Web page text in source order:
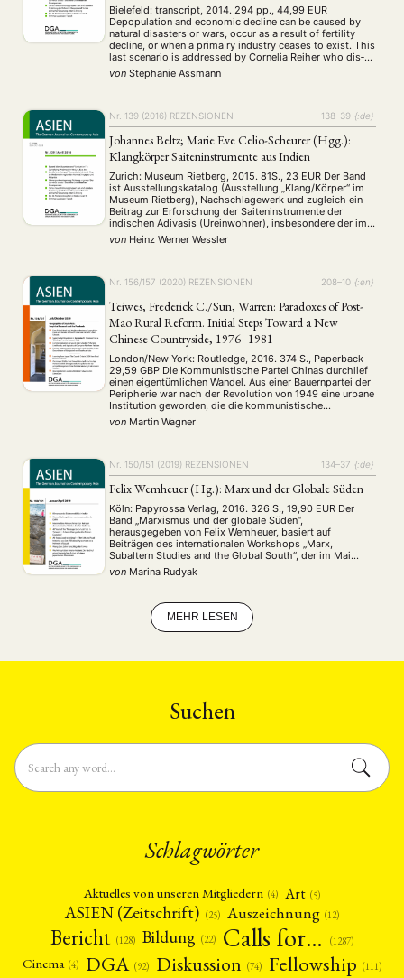
ANGEBOTE
ANTRAG AUF EINEN SMALL GRANT DER DGA MITGLIEDERBEREICH DIE DGA
MITGLIEDSCHAFT
Aktuelles von unseren Mitgliedern (4) Art ASIEN (Zeitschrift) (25)
Auszeichnung (12) Bericht (128) Bildung (22) Calls for… (1287)
Cinema (4) DGA (92) Diskussion (74) Fellowship (111) Forschung
Geografie Geschichte Gesellschaft Globalisation
Hybrid (172) Kultur (27) Kunst (4) Lecture (94) Literatur (261)
Medien (24) Migration (39) Nationalism (6) Online (235)
Philosophie (12) Politik (417) Politikwissenschaften (13) Praktikum
Präsentation (13) Programm (5) Publikation Recht
Sozialwissenschaften
Summer School (10) Symposium (32) Tagung Tourismus (14)
Umwelt (45) Veranstaltung (788) Webinar Wirtschaft (199)
Workshop (126)
MITGLIEDSCHAFT STUDIUM DATENSCHUTZERKLÄRUNG
MITGLIEDERBEREICH KONTAKT SPENDEN SIE JETZT!
ENGLISH
Rural Revitalization. The Japanese Pottery Town Arita
and the Limitations of Globalization]
Bielefeld: transcript, 2014. 294 pp., 44,99 EUR
Depopulation and economic decline can be caused by
natural disasters or wars, occur as a result of fertility
decline, or when a prima­ ry industry ceases to exist. This
last scenario is addressed by Cornelia Reiher who dis­
cusses the entwined phenomena of globali­ zation,
economic decline, and …
von Stephanie Assmann
Nr. 139 (2016) REZENSIONEN 138–39 {:de}
Johannes Beltz; Marie Eve Celio-Scheurer (Hgg.):
Klangkörper Saiteninstrumente aus Indien
Zurich: Museum Rietberg, 2015. 81S., 23 EUR Der Band
ist Ausstellungskatalog (Ausstellung „Klang/Körper“ im
Museum Rietberg), Nachschlagewerk und zugleich ein
Beitrag zur Erforschung der Saiteninstrumente der
indischen Adivasis (Ureinwohner), insbe­sondere der im
östlichen Indien ansassigen Santals.
von Heinz Werner Wessler
Nr. 156/157 (2020) REZENSIONEN 208–10 {:en}
Teiwes, Frederick C./Sun, Warren: Paradoxes of Post-
Mao Rural Reform. Initial Steps Toward a New
Chinese Countryside, 1976–1981
London/New York: Routledge, 2016. 374 S., Paperback
29,59 GBP Die Kommunistische Partei Chinas durchlief
einen eigentümlichen Wandel. Aus einer Bauernpartei der
Peripherie war nach der Revolution von 1949 eine urbane
Institution geworden, die die kommunistische
Staatsgründung zugunsten städtischer Arbeiterzentren
und zulasten kollektivierter Dörfer forcierte. Nach Maos
von Martin Wagner
Nr. 150/151 (2019) REZENSIONEN 134–37 {:de}
Felix Wemheuer (Hg.): Marx und der Globale Süden
Köln: Papyrossa Verlag, 2016. 326 S., 19,90 EUR Der
Band „Marxismus und der globale Süden“,
herausgegeben von Felix Wemheuer, basiert auf
Beiträgen des internationalen Workshops „Marx,
Subaltern Studies and the Global South“, der im Mai
2015 an der Universität zu Köln stattfand. Konkreten
Anlass zum dem Workshop – und somit zu dem Buch –
von Marina Rudyak
MEHR LESEN
Suchen
Schlagwörter
Aktuelles von unseren Mitgliedern (4) Art (5)
ASIEN (Zeitschrift) (25) Auszeichnung (12)
Bericht (128) Bildung (22) Calls for… (1287)
Cinema (4) DGA (92) Diskussion (74) Fellowship (111)